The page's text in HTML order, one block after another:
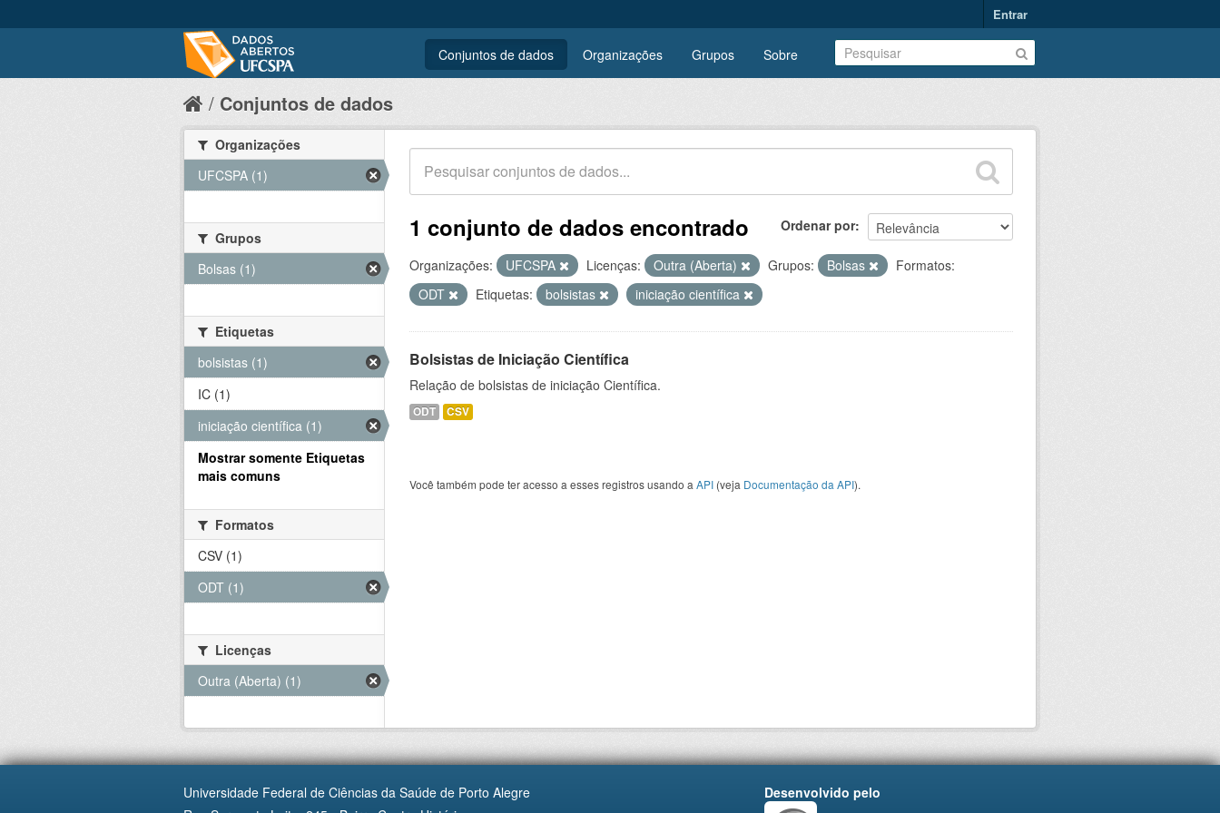
Entrar
Conjuntos de dados Organizações Grupos Sobre
Conjuntos de dados
Ordenar por
1 conjunto de dados encontrado
Organizações: UFCSPA Licenças: Outra (Aberta) Grupos: Bolsas
Formatos:
ODT
Etiquetas: bolsistas iniciação científica
Bolsistas de Iniciação Científica
Relação de bolsistas de iniciação Científica.
ODT CSV
Você também pode ter acesso a esses registros usando a API (veja Documentação da API).
Organizações
UFCSPA (1)
Grupos
Bolsas (1)
Etiquetas
bolsistas (1)
IC (1)
iniciação científica (1)
Mostrar somente Etiquetas
mais comuns
Formatos
CSV (1)
ODT (1)
Licenças
Outra (Aberta) (1)
Universidade Federal de Ciências da Saúde de Porto Alegre
Desenvolvido pelo